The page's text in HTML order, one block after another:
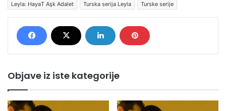
Leyla: HayaT Aşk Adalet
Turska serija Leyla Turske serije
Objave iz iste kategorije